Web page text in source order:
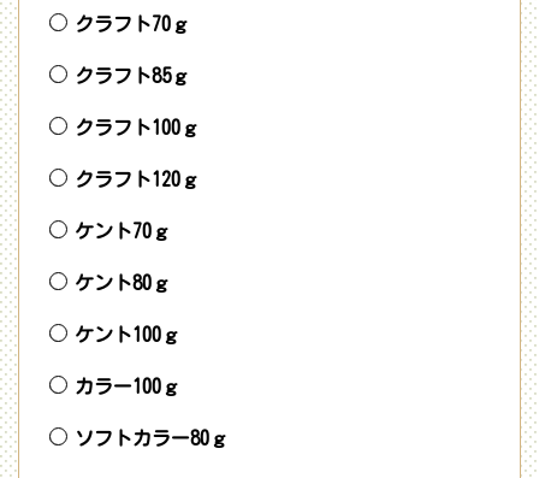
クラフト70ｇ
クラフト85ｇ
クラフト100ｇ
クラフト120ｇ
ケント70ｇ
ケント80ｇ
ケント100ｇ
カラー100ｇ
ソフトカラー80ｇ